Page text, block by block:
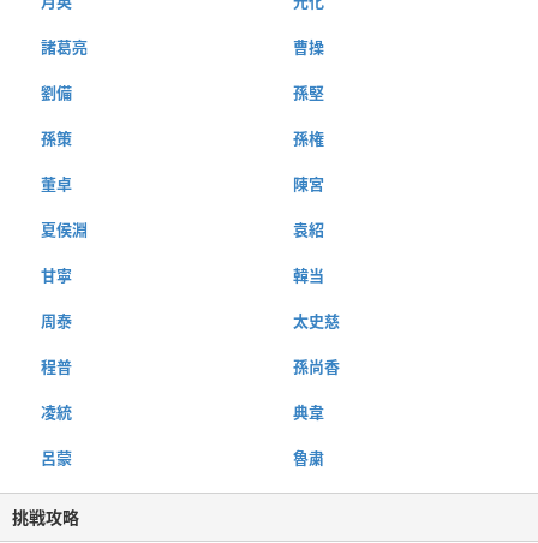
諸葛亮 曹操
劉備 孫堅
孫策 孫権
董卓 陳宮
夏侯淵 袁紹
甘寧 韓当
周泰 太史慈
程普 孫尚香
凌統 典韋
呂蒙 魯粛
挑戦攻略